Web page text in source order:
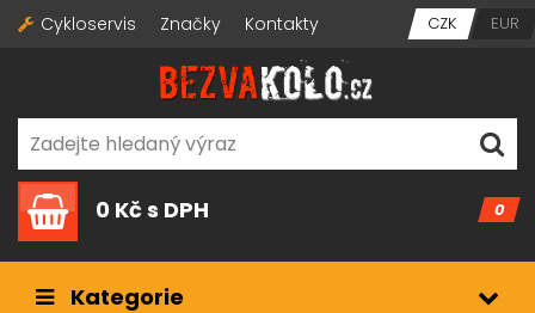
Cykloservis Značky Kontakty CZK EUR
0
0 Kčs DPH
Kategorie